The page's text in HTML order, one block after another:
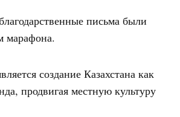
письма были
марафона.
создание Казахстана как
продвигая местную культуру